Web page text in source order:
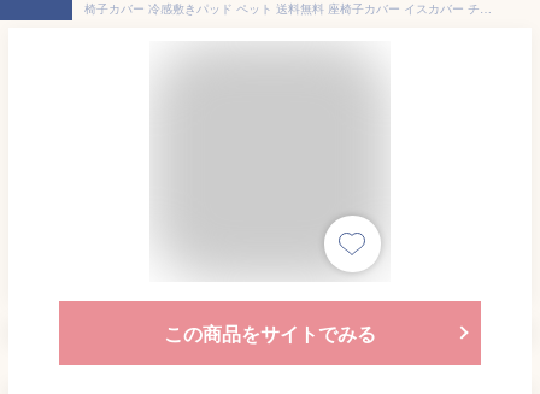
椅子カバー 冷感敷きパッド ペット 送料無料 座椅子カバー イスカバー チェアーカバー 北欧 背もたれ ひんやりマット 冷感マット 洗える 汚れ防止 クールマット 接触冷感 背もたれ おしゃれ 涼感寝具 クール寝具 夏用寝具 犬 夏用マット
この商品をサイトでみる